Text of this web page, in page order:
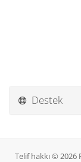
Destek
Telif hakkı © 2026